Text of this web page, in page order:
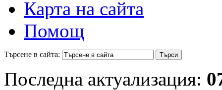
Карта на сайта
Помощ
Търсене в сайта:
Последна актуализация: